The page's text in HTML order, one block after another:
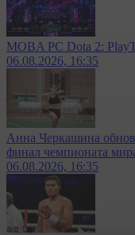
MOBA PC Dota 2:
06.08.2026, 16:35
Анна Черкашина
финал чемпионата
06.08.2026, 16:35